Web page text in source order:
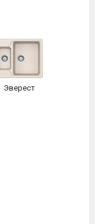
Эверест